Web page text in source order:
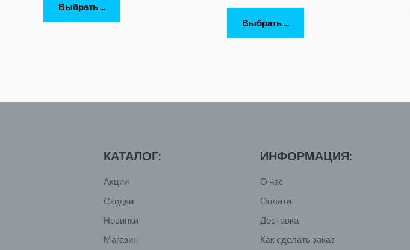
Выбрать ...
Выбрать ...
КАТАЛОГ:
Акции
Скидки
Новинки
Магазин
ИНФОРМАЦИЯ:
О нас
Оплата
Доставка
Как сделать заказ